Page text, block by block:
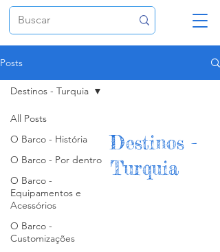
Posts
All Posts
O Barco - História
O Barco - Por dentro
O Barco -
Equipamentos e
Acessórios
O Barco -
Customizações
Destinos - Turquia
Destinos -
Turquia